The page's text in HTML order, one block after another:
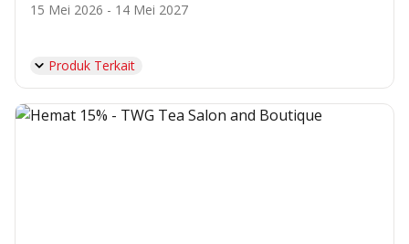
15 Mei 2026 - 14 Mei 2027
Produk Terkait